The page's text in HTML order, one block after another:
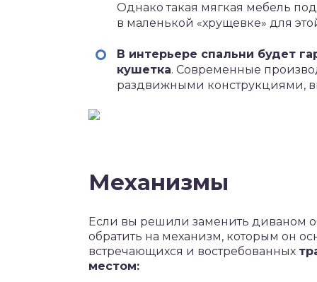
Однако такая мягкая мебель
в маленькой «хрущевке» для
В интерьере спальни будет
кушетка. Современные
раздвижными конструкциями,
Механизмы
Если вы решили заменить диваном
обратить на механизм, которым он
встречающихся и востребованных
местом: